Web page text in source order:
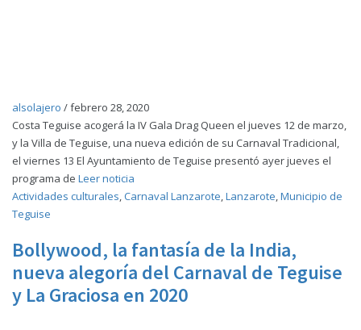
alsolajero /febrero 28, 2020
Costa Teguise acogerá la IV Gala Drag Queen el jueves 12 de marzo,
y la Villa de Teguise, una nueva edición de su Carnaval Tradicional,
el viernes 13 El Ayuntamiento de Teguise presentó ayer jueves el
programa de Leer noticia
Actividades culturales,Carnaval Lanzarote,Lanzarote,Municipio de
Teguise
Bollywood, la fantasía de la India,
nueva alegoría del Carnaval de Teguise
y La Graciosa en 2020